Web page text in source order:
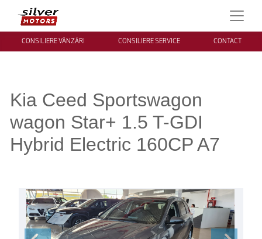
CONSILIERE VÂNZĂRI CONSILIERE SERVICE CONTACT
Kia Ceed Sportswagon
wagon Star+ 1.5 T-GDI
Hybrid Electric 160CP A7